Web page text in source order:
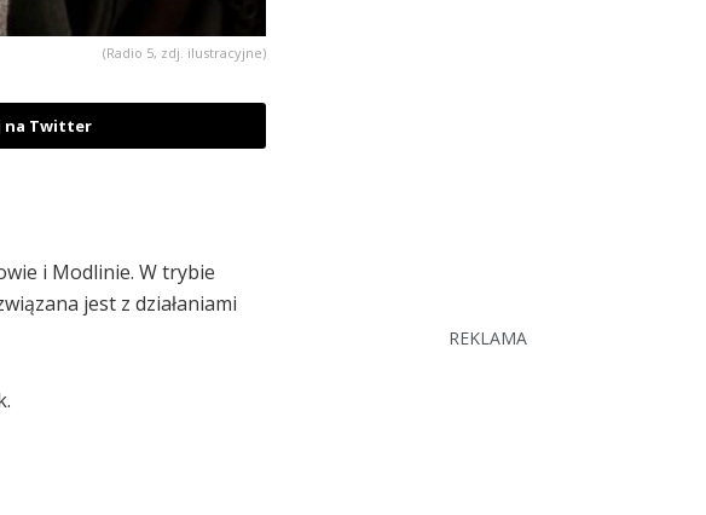
(Radio 5, zdj. ilustracyjne)
na Twitter
i Modlinie. W trybie
jest z działaniami
REKLAMA